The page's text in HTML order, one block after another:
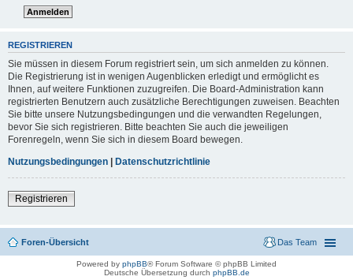
REGISTRIEREN
Sie müssen in diesem Forum registriert sein, um sich anmelden zu können.
Die Registrierung ist in wenigen Augenblicken erledigt und ermöglicht es
Ihnen, auf weitere Funktionen zuzugreifen. Die Board-Administration kann
registrierten Benutzern auch zusätzliche Berechtigungen zuweisen. Beachten
Sie bitte unsere Nutzungsbedingungen und die verwandten Regelungen,
bevor Sie sich registrieren. Bitte beachten Sie auch die jeweiligen
Forenregeln, wenn Sie sich in diesem Board bewegen.
Nutzungsbedingungen | Datenschutzrichtlinie
Registrieren
Foren-Übersicht Das Team
Powered by phpBB® Forum Software © phpBB Limited
Deutsche Übersetzung durch phpBB.de